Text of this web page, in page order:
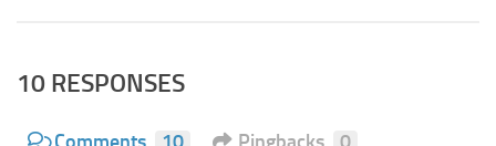
10 RESPONSES